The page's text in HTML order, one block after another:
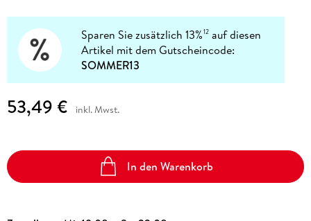
Sparen Sie zusätzlich 13%12 auf diesen
Artikel mit dem Gutscheincode:
SOMMER13
53,49 € inkl. Mwst.
In den Warenkorb